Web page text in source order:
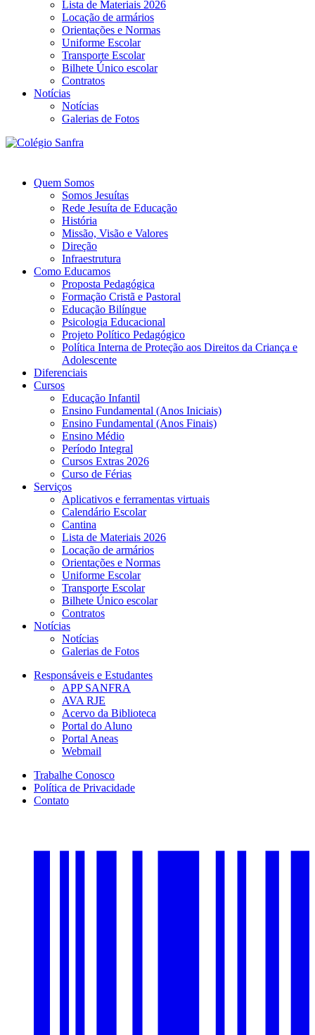
Lista de Materiais 2026
Locação de armários
Orientações e Normas
Uniforme Escolar
Transporte Escolar
Bilhete Único escolar
Contratos
Notícias
Notícias
Galerias de Fotos
Quem Somos
Somos Jesuítas
Rede Jesuíta de Educação
História
Missão, Visão e Valores
Direção
Infraestrutura
Como Educamos
Proposta Pedagógica
Formação Cristã e Pastoral
Educação Bilíngue
Psicologia Educacional
Projeto Político Pedagógico
Política Interna de Proteção aos Direitos da Criança e
Adolescente
Diferenciais
Cursos
Educação Infantil
Ensino Fundamental (Anos Iniciais)
Ensino Fundamental (Anos Finais)
Ensino Médio
Período Integral
Cursos Extras 2026
Curso de Férias
Serviços
Aplicativos e ferramentas virtuais
Calendário Escolar
Cantina
Lista de Materiais 2026
Locação de armários
Orientações e Normas
Uniforme Escolar
Transporte Escolar
Bilhete Único escolar
Contratos
Notícias
Notícias
Galerias de Fotos
Responsáveis e Estudantes
APP SANFRA
AVA RJE
Acervo da Biblioteca
Portal do Aluno
Portal Aneas
Webmail
Trabalhe Conosco
Política de Privacidade
Contato